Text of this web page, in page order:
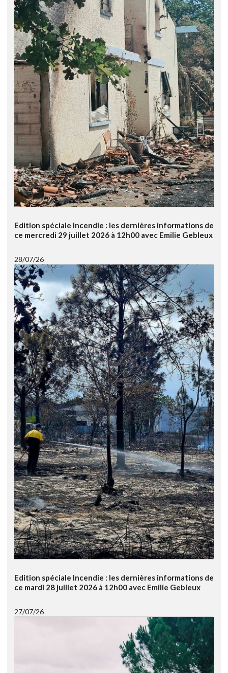
Edition spéciale Incendie : les dernières informations de
ce mercredi 29 juillet 2026 à 12h00 avec Emilie Gebleux
28/07/26
Edition spéciale Incendie : les dernières informations de
ce mardi 28 juillet 2026 à 12h00 avec Emilie Gebleux
27/07/26